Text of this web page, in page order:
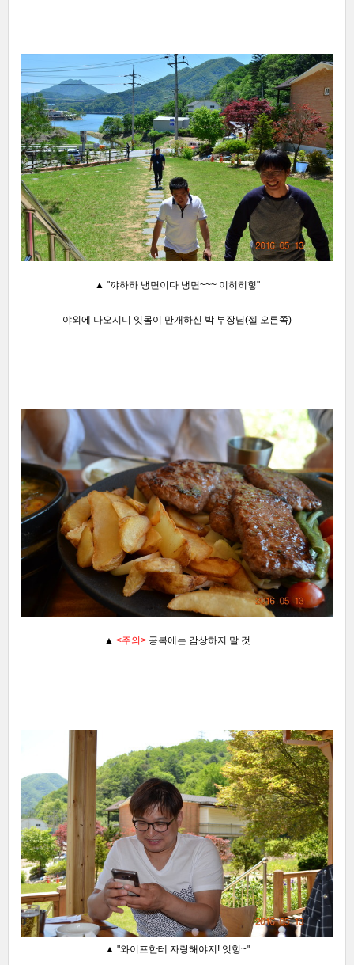
▲ "꺄하하 냉면이다 냉면~~~ 이히히힣"
야외에 나오시니 잇몸이 만개하신 박 부장님(젤 오른쪽)
▲ <주의>공복에는 감상하지 말 것
▲ "와이프한테 자랑해야지! 잇힝~"